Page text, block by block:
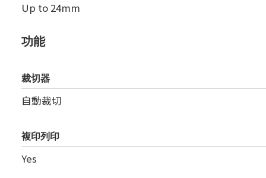
Up to 24mm
功能
裁切器
自動裁切
複印列印
Yes